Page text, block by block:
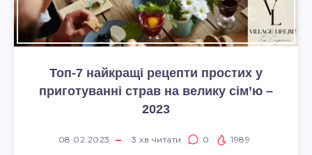
Топ-7 найкращі рецепти простих у
приготуванні страв на велику сім’ю –
2023
08.02.2023 3 хв читати 0 1989